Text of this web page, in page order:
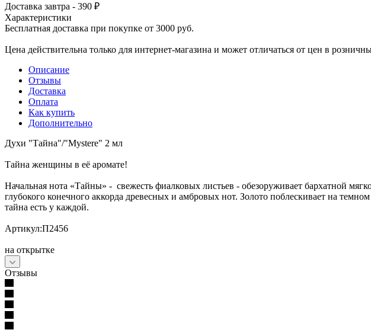
Доставка завтра - 390 ₽
Характеристики
Бесплатная доставка при покупке от 3000 руб.
Цена действительна только для интернет-магазина и может отличаться от цен в
Описание
Отзывы
Доставка
Оплата
Как купить
Дополнительно
Духи "Тайна"/"Mystere" 2 мл
Тайна женщины в её аромате!
Начальная нота «Тайны» - свежесть фиалковых листьев - обезоруживает бархатной
глубокого конечного аккорда древесных и амбровых нот. Золото поблескивает на
тайна есть у каждой.
Артикул:П2456
на открытке
Отзывы